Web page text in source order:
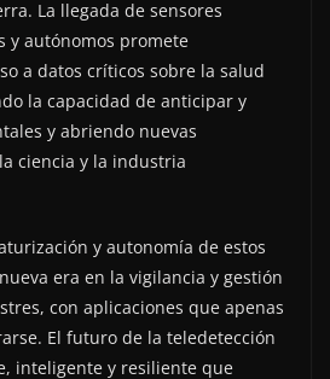
La llegada de sensores
y autónomos promete
a datos críticos sobre la salud
la capacidad de anticipar y
y abriendo nuevas
ciencia y la industria
y autonomía de estos
era en la vigilancia y gestión
con aplicaciones que apenas
El futuro de la teledetección
inteligente y resiliente que